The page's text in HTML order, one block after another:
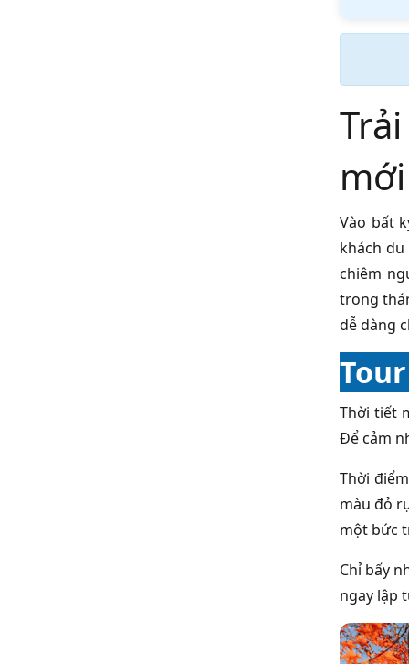
Vào bất
khách
chiêm
trong
dễ dàng
Thời tiết
Để cảm
Thời
màu đỏ
một bức
Chỉ bấy
ngay lập